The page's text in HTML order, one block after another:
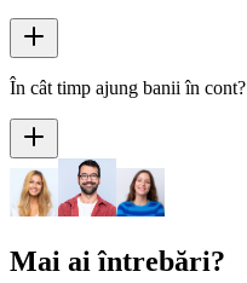
În cât timp ajung banii în cont?
Mai ai întrebări?